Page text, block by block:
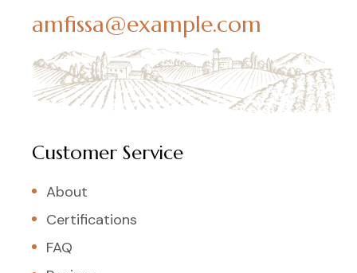
amfissa@example.com
Customer Service
About
Certifications
FAQ